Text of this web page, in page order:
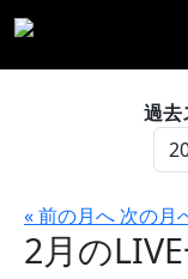
過去
« 前の月へ 次の月
2月の